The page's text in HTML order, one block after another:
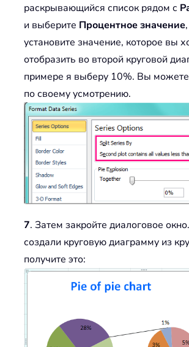
раскрывающийся список рядом с
и выберите Процентное значение
установите значение, которое вы
отобразить во второй круговой
примере я выберу 10%. Вы можете
по своему усмотрению.
7. Затем закройте диалоговое
создали круговую диаграмму из
получите это: